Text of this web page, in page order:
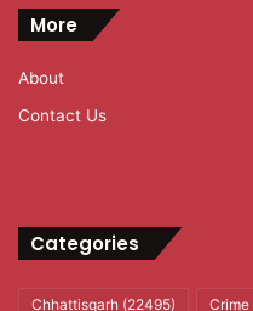
More
About
Contact Us
Categories
Chhattisgarh (22495) Crime